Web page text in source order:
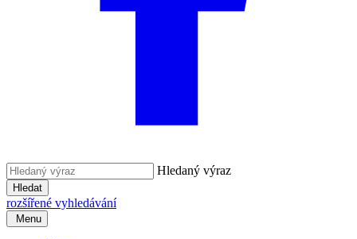
Hledaný výraz
Hledat
rozšířené vyhledávání
Menu